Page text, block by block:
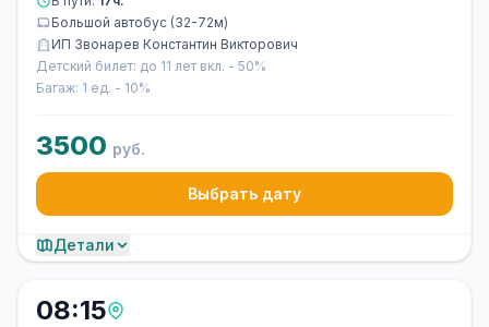
Большой автобус (32-72м)
ИП Звонарев Константин Викторович
Детский билет: до 11 лет вкл. - 50%
Багаж: 1 ед. - 10%
3500 руб.
Выбрать дату
Детали
08:15